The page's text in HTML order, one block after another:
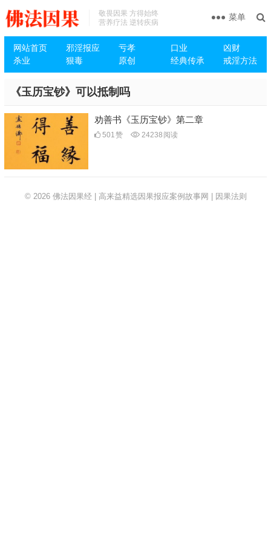
敬畏因果 方得始终
营养疗法 逆转疾病
网站首页 邪淫报应 亏孝 口业
凶财
杀业
狠毒 原创 经典传承 戒淫方法
菜单
《玉历宝钞》可以抵制吗
劝善书《玉历宝钞》第二章
501赞 24238 阅读
© 2026 佛法因果经 | 高来益精选因果报应案例故事网 | 因果法则